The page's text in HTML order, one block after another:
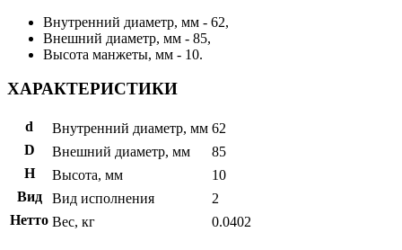
Внутренний диаметр, мм - 62,
Внешний диаметр, мм - 85,
Высота манжеты, мм - 10.
ХАРАКТЕРИСТИКИ
d Внутренний диаметр, мм 62
D
Внешний диаметр, мм
85
H
Высота, мм
10
Вид
Вид исполнения
2
Нетто Вес, кг 0.0402